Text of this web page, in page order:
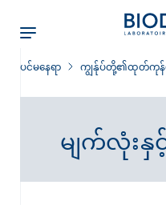
content
ပင်မနေရာ ကျွန်ုပ်တို့၏ထုတ်ကုန်ပစ္
မျက်လုံးနှ